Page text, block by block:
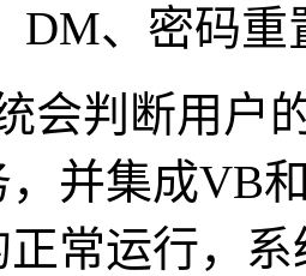
DM、密码重
判断用户的
并集成VB
常运行，